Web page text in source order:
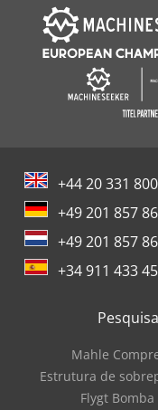
+44 20 331
+49 201 857
+49 201 857
+34 911 433
Mahle
Estrutura de
Flygt Bomba